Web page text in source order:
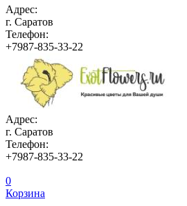
Адрес:
г. Саратов
Телефон:
+7987-835-33-22
Адрес:
г. Саратов
Телефон:
+7987-835-33-22
0
Корзина